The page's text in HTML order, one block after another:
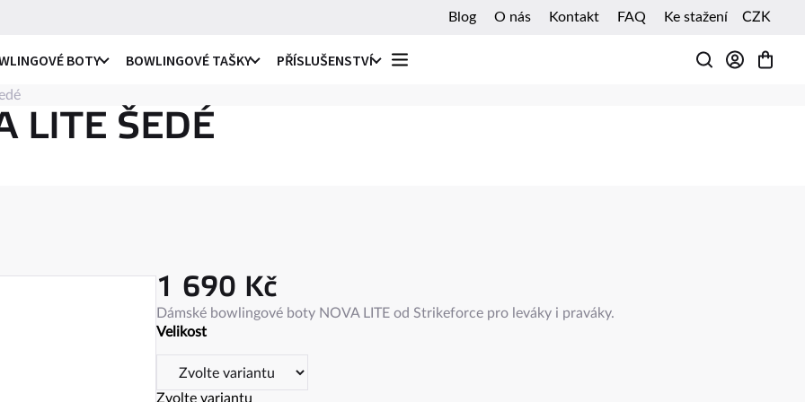
Blog O nás Kontakt FAQ Ke stažení CZK
BOTY
praváky i leváky
BOWLINGOVÉ TAŠKY PŘÍSLUŠENSTVÍ
LITE ŠEDÉ
1 690 Kč
Měrná
cena:
Zvolte variantu
Velikost
Dámské bowlingové boty NOVA LITE od Strikeforce pro leváky i praváky.